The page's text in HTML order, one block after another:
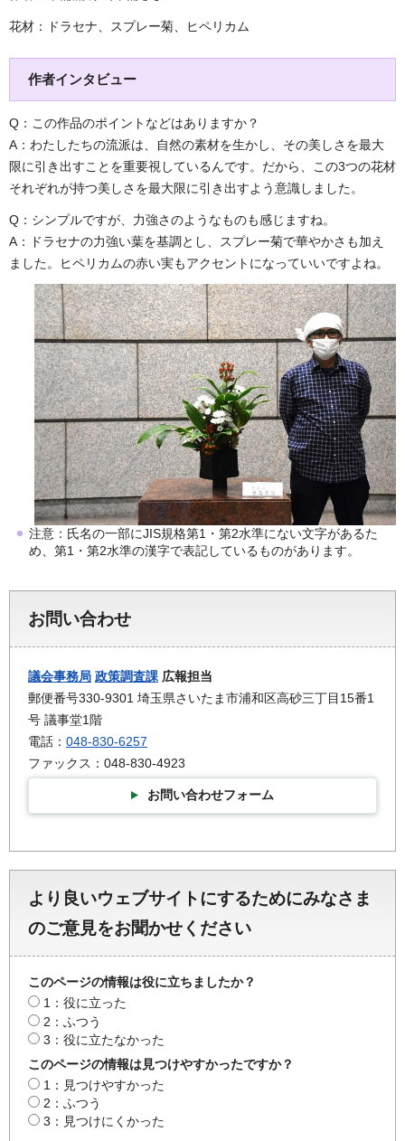
花材：ドラセナ、スプレー菊、ヒペリカム
作者インタビュー
Q：この作品のポイントなどはありますか？
A：わたしたちの流派は、自然の素材を生かし、その美しさを最大
限に引き出すことを重要視しているんです。だから、この3つの花材
それぞれが持つ美しさを最大限に引き出すよう意識しました。
Q：シンプルですが、力強さのようなものも感じますね。
A：ドラセナの力強い葉を基調とし、スプレー菊で華やかさも加え
ました。ヒペリカムの赤い実もアクセントになっていいですよね。
注意：氏名の一部にJIS規格第1・第2水準にない文字があるた
め、第1・第2水準の漢字で表記しているものがあります。
お問い合わせ
議会事務局 政策調査課 広報担当
郵便番号330-9301 埼玉県さいたま市浦和区高砂三丁目15番1
号 議事堂1階
電話： 048-830-6257
ファックス：048-830-4923
お問い合わせフォーム
より良いウェブサイトにするためにみなさま
のご意見をお聞かせください
このページの情報は役に立ちましたか？
1：役に立った
2：ふつう
3：役に立たなかった
このページの情報は見つけやすかったですか？
1：見つけやすかった
2：ふつう
3：見つけにくかった